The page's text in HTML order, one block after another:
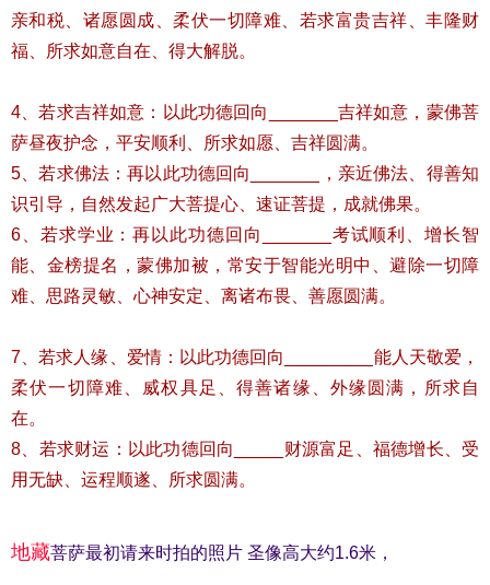
亲和税、诸愿圆成、柔伏一切障难、若求富贵吉祥、丰隆财
福、所求如意自在、得大解脱。
4、若求吉祥如意：以此功德回向_______吉祥如意，蒙佛菩
萨昼夜护念，平安顺利、所求如愿、吉祥圆满。
5、若求佛法：再以此功德回向_______，亲近佛法、得善知
识引导，自然发起广大菩提心、速证菩提，成就佛果。
6、若求学业：再以此功德回向_______考试顺利、增长智
能、金榜提名，蒙佛加被，常安于智能光明中、避除一切障
难、思路灵敏、心神安定、离诸布畏、善愿圆满。
7、若求人缘、爱情：以此功德回向_________能人天敬爱，
柔伏一切障难、威权具足、得善诸缘、外缘圆满，所求自
在。
8、若求财运：以此功德回向_____财源富足、福德增长、受
用无缺、运程顺遂、所求圆满。
地藏菩萨最初请来时拍的照片 圣像高大约1.6米，